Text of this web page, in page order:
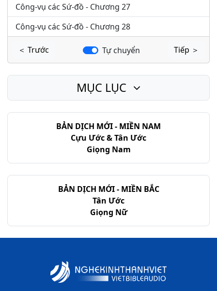
Công-vụ các Sứ-đồ - Chương 27
Công-vụ các Sứ-đồ - Chương 28
＜ Trước Tự chuyển Tiếp ＞
BẢN DỊCH MỚI - MIỀN NAM
Cựu Ước & Tân Ước
Giọng Nam
BẢN DỊCH MỚI - MIỀN BẮC
Tân Ước
Giọng Nữ
MỤC LỤC